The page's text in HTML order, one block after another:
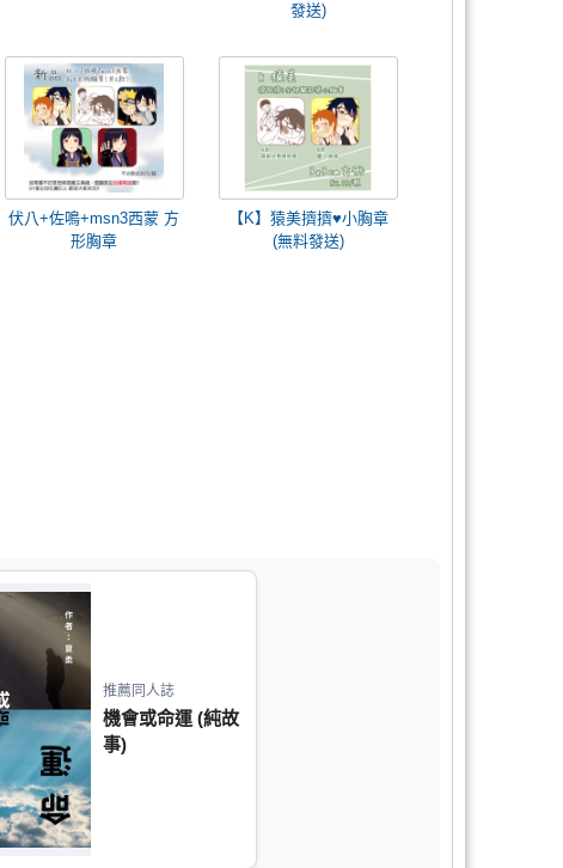
發送)
伏八+佐鳴+msn3西蒙 方
形胸章
【K】猿美擠擠♥小胸章
(無料發送)
推薦同人誌
機會或命運 (純故
事)